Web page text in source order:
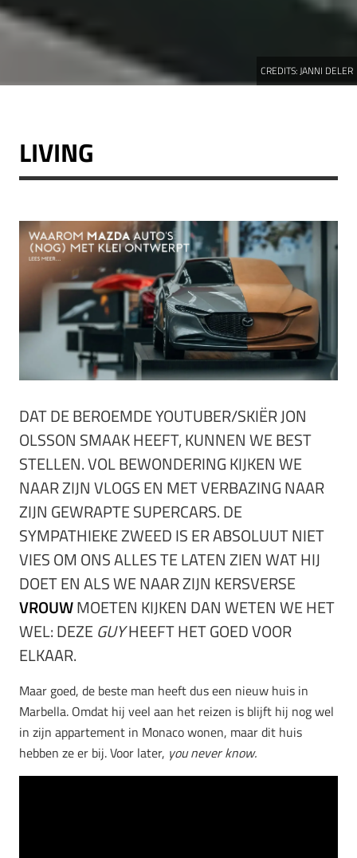
CREDITS:JANNI DELER
LIVING
DAT DE BEROEMDE YOUTUBER/SKIËR JON
OLSSON SMAAK HEEFT, KUNNEN WE BEST
STELLEN. VOL BEWONDERING KIJKEN WE
NAAR ZIJN VLOGS EN MET VERBAZING NAAR
ZIJN GEWRAPTE SUPERCARS.DE
SYMPATHIEKE ZWEED IS ER ABSOLUUT NIET
VIES OM ONS ALLES TE LATEN ZIEN WAT HIJ
DOET EN ALS WE NAAR ZIJN KERSVERSE
VROUWMOETEN KIJKEN DAN WETEN WE HET
WEL: DEZEGUYHEEFT HET GOED VOOR
ELKAAR.
Maar goed, de beste man heeft dus een nieuw huis in
Marbella. Omdat hij veel aan het reizen is blijft hij nog wel
in zijn appartement in Monaco wonen, maar dit huis
hebben ze er bij. Voor later, you never know.